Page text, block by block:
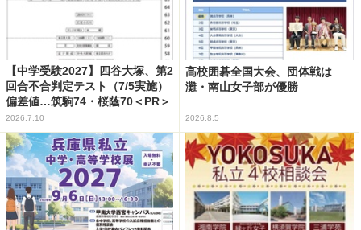
【中学受験2027】四谷大塚、第2
回合不合判定テスト（7/5実施）
偏差値…筑駒74・桜蔭70＜PR＞
2026.7.10
高校囲碁全国大会、団体戦は
灘・南山女子部が優勝
2026.8.5